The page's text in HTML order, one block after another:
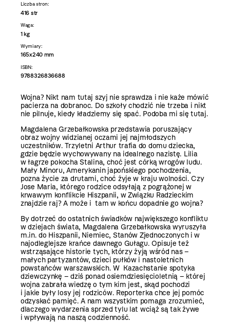
Liczba stron:
416 str
Waga:
1 kg
Wymiary:
165x240 mm
ISBN:
9788326836688
Wojna? Nikt nam tutaj szyj nie sprawdza i nie każe mówić
pacierza na dobranoc. Do szkoły chodzić nie trzeba i nikt
nie pilnuje, kiedy kładziemy się spać. Podoba mi się tutaj.
Magdalena Grzebałkowska przedstawia poruszający
obraz wojny widzianej oczami jej najmłodszych
uczestników. Trzyletni Arthur trafia do domu dziecka,
gdzie będzie wychowywany na idealnego nazistę. Lilia
w łagrze pokocha Stalina, choć jest córką wrogów ludu.
Mały Minoru, Amerykanin japońskiego pochodzenia,
pozna życie za drutami, choć żyje w kraju wolności. Czy
Jose Maria, którego rodzice odsyłają z pogrążonej w
krwawym konflikcie Hiszpanii, w Związku Radzieckim
znajdzie raj? A może i tam w końcu dopadnie go wojna?
By dotrzeć do ostatnich świadków największego konfliktu
w dziejach świata, Magdalena Grzebałkowska wyruszyła
m.in. do Hiszpanii, Niemiec, Stanów Zjednoczonych i w
najodleglejsze krańce dawnego Gułagu. Opisuje też
wstrząsające historie tych, którzy żyją wśród nas –
małych partyzantów, dzieci pułków i nastoletnich
powstańców warszawskich. W Kazachstanie spotyka
dziewczynkę – dziś ponad osiemdziesięcioletnią – której
wojna zabrała wiedzę o tym kim jest, skąd pochodzi
i jakie były losy jej rodziców. Reporterka chce jej pomóc
odzyskać pamięć. A nam wszystkim pomaga zrozumieć,
dlaczego wydarzenia sprzed tylu lat wciąż są tak żywe
i wpływają na naszą codzienność.